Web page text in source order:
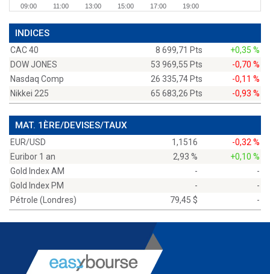
09:00 11:00 13:00 15:00 17:00 19:00
INDICES
CAC 40 8 699,71 Pts
+0,35 %
DOW JONES
53 969,55 Pts
-0,70 %
Nasdaq Comp
26 335,74 Pts
-0,11 %
Nikkei 225
65 683,26 Pts -0,93 %
MAT. 1ÈRE/DEVISES/TAUX
EUR/USD 1,1516
-0,32 %
Euribor 1 an
2,93 %
+0,10 %
Gold Index AM
-
-
Gold Index PM
-
-
Pétrole (Londres)
79,45 $ -